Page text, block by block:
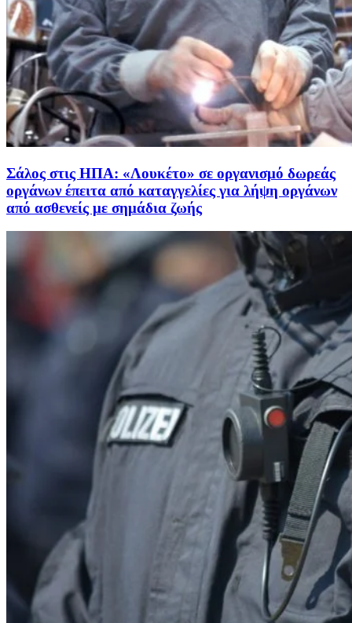
Σάλος στις ΗΠΑ: «Λουκέτο» σε οργανισμό δωρεάς
οργάνων έπειτα από καταγγελίες για λήψη οργάνων
από ασθενείς με σημάδια ζωής